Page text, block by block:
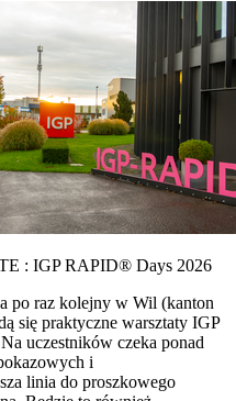
: IGP RAPID® Days 2026
po raz kolejny w Wil (kanton
się praktyczne warsztaty IGP
uczestników czeka ponad
i
linia do proszkowego